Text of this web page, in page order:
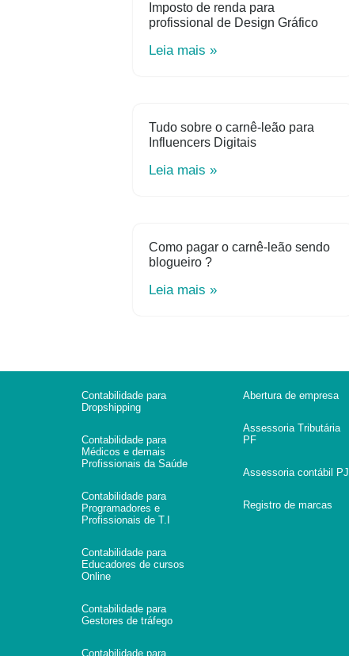
Imposto de renda para
profissional de Design Gráfico
Leia mais »
Tudo sobre o carnê-leão para
Influencers Digitais
Leia mais »
Como pagar o carnê-leão sendo
blogueiro ?
Leia mais »
Contabilidade para
Dropshipping
Contabilidade para
Médicos e demais
Profissionais da Saúde
Contabilidade para
Programadores e
Profissionais de T.I
Contabilidade para
Educadores de cursos
Online
Contabilidade para
Gestores de tráfego
Contabilidade para
Abertura de empresa
Assessoria Tributária
PF
Assessoria contábil PJ
Registro de marcas